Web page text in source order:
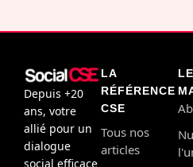
Depuis +20
ans, votre
allié pour un
dialogue
social efficace
LA
RÉFÉRENCE
CSE
Tous nos
articles
LE